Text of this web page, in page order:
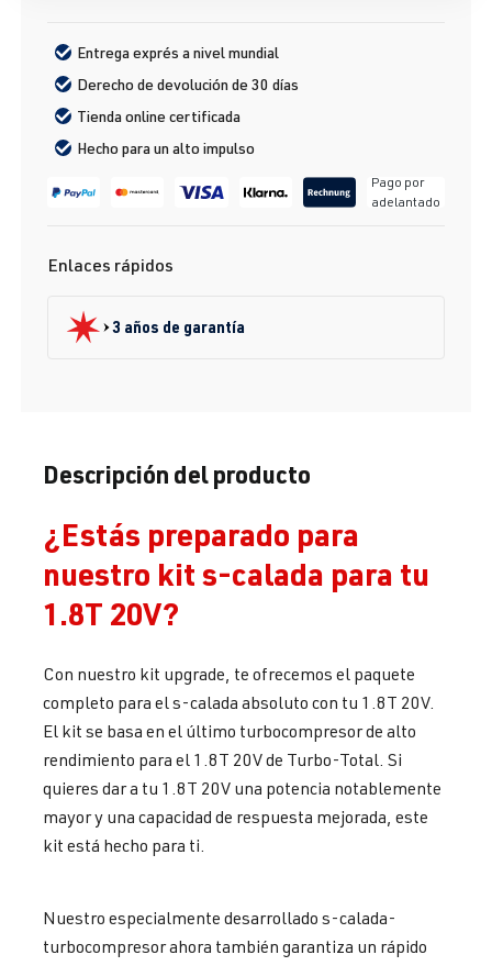
Entrega exprés a nivel mundial
Derecho de devolución de 30 días
Tienda online certificada
Hecho para un alto impulso
Pago por
adelantado
Enlaces rápidos
3 años de garantía
Descripción del producto
¿Estás preparado para
nuestro kit s-calada para tu
1.8T 20V?
Con nuestro kit upgrade, te ofrecemos el paquete
completo para el s-calada absoluto con tu 1.8T 20V.
El kit se basa en el último turbocompresor de alto
rendimiento para el 1.8T 20V de Turbo-Total. Si
quieres dar a tu 1.8T 20V una potencia notablemente
mayor y una capacidad de respuesta mejorada, este
kit está hecho para ti.
Nuestro especialmente desarrollado s-calada-
turbocompresor ahora también garantiza un rápido